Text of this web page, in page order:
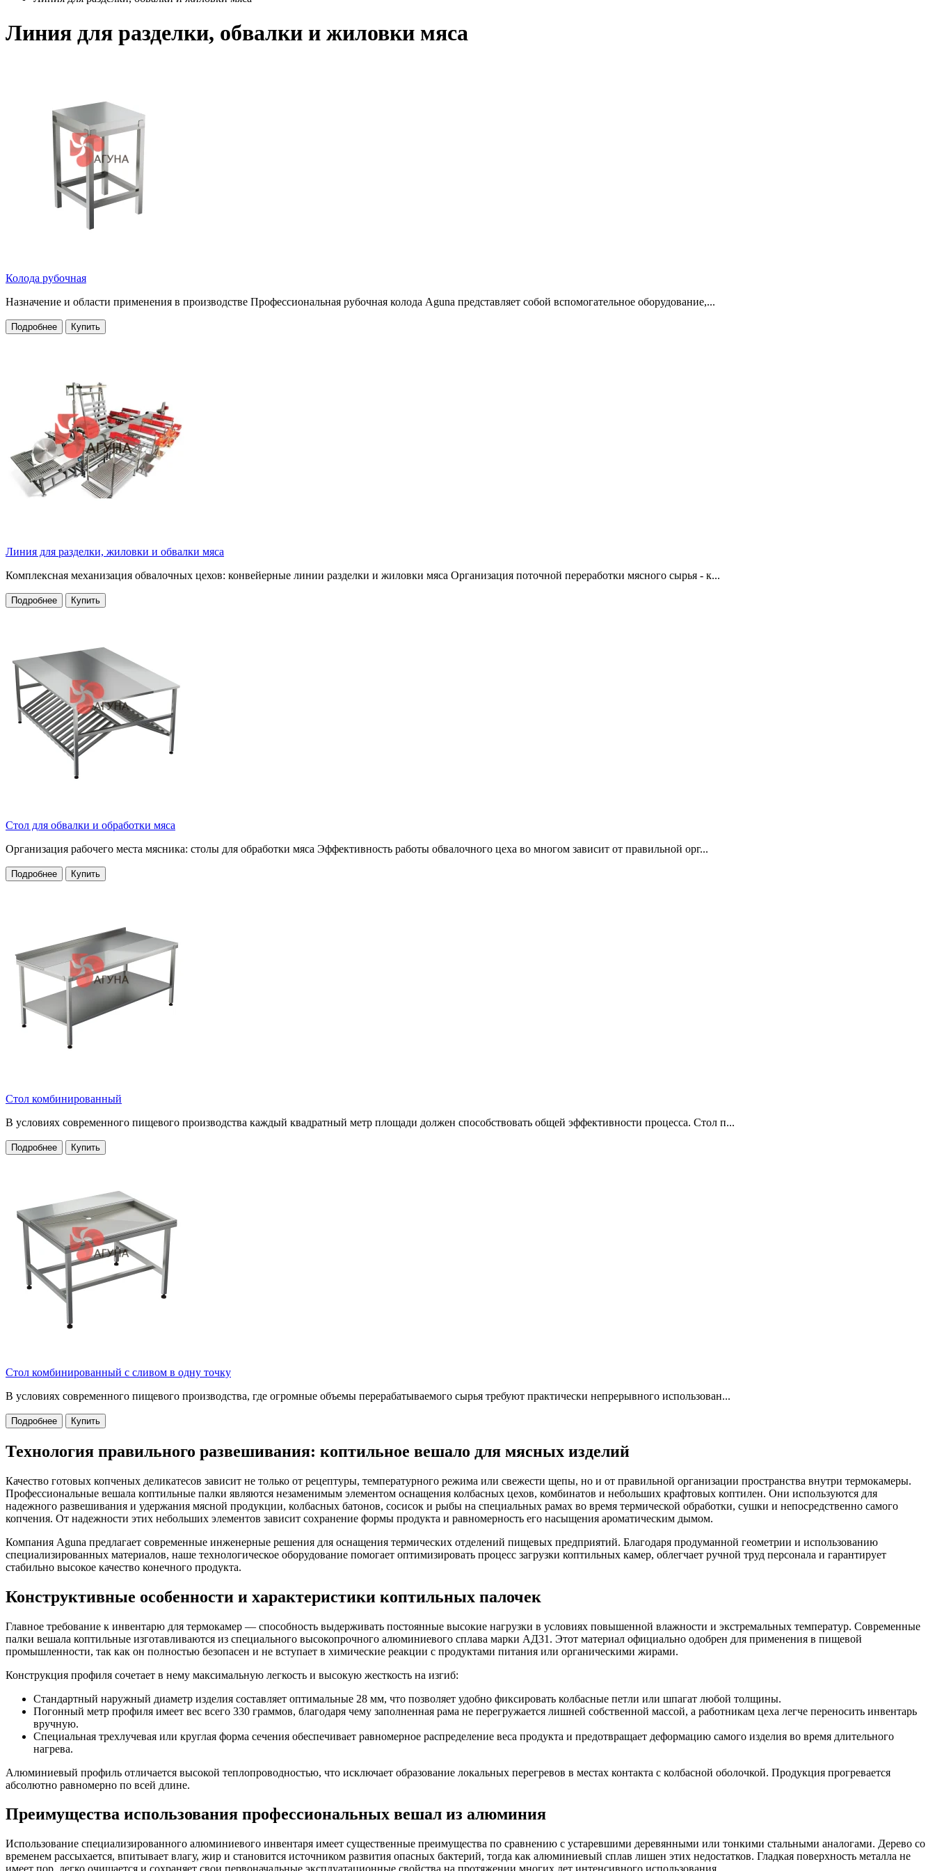
Линия для разделки, обвалки и жиловки мяса
Колода рубочная
Назначение и области применения в производстве Профессиональная рубочная колода Aguna представляет собой вспомогательное оборудование,...
Подробнее Купить
Линия для разделки, жиловки и обвалки мяса
Комплексная механизация обвалочных цехов: конвейерные линии разделки и жиловки мяса Организация поточной переработки мясного сырья - к...
Подробнее Купить
Стол для обвалки и обработки мяса
Организация рабочего места мясника: столы для обработки мяса Эффективность работы обвалочного цеха во многом зависит от правильной орг...
Подробнее Купить
Стол комбинированный
В условиях современного пищевого производства каждый квадратный метр площади должен способствовать общей эффективности процесса. Стол п...
Подробнее Купить
Стол комбинированный с сливом в одну точку
В условиях современного пищевого производства, где огромные объемы перерабатываемого сырья требуют практически непрерывного использован...
Подробнее Купить
Технология правильного развешивания: коптильное вешало для мясных изделий
Качество готовых копченых деликатесов зависит не только от рецептуры, температурного режима или свежести щепы, но и от правильной организации пространства внутри термокамеры.
Профессиональные вешала коптильные палки являются незаменимым элементом оснащения колбасных цехов, комбинатов и небольших крафтовых коптилен. Они используются для
надежного развешивания и удержания мясной продукции, колбасных батонов, сосисок и рыбы на специальных рамах во время термической обработки, сушки и непосредственно самого
копчения. От надежности этих небольших элементов зависит сохранение формы продукта и равномерность его насыщения ароматическим дымом.
Компания Aguna предлагает современные инженерные решения для оснащения термических отделений пищевых предприятий. Благодаря продуманной геометрии и использованию
специализированных материалов, наше технологическое оборудование помогает оптимизировать процесс загрузки коптильных камер, облегчает ручной труд персонала и гарантирует
стабильно высокое качество конечного продукта.
Конструктивные особенности и характеристики коптильных палочек
Главное требование к инвентарю для термокамер — способность выдерживать постоянные высокие нагрузки в условиях повышенной влажности и экстремальных температур. Современные
палки вешала коптильные изготавливаются из специального высокопрочного алюминиевого сплава марки АД31. Этот материал официально одобрен для применения в пищевой
промышленности, так как он полностью безопасен и не вступает в химические реакции с продуктами питания или органическими жирами.
Конструкция профиля сочетает в нему максимальную легкость и высокую жесткость на изгиб:
Стандартный наружный диаметр изделия составляет оптимальные 28 мм, что позволяет удобно фиксировать колбасные петли или шпагат любой толщины.
Погонный метр профиля имеет вес всего 330 граммов, благодаря чему заполненная рама не перегружается лишней собственной массой, а работникам цеха легче переносить инвентарь
вручную.
Специальная трехлучевая или круглая форма сечения обеспечивает равномерное распределение веса продукта и предотвращает деформацию самого изделия во время длительного
нагрева.
Алюминиевый профиль отличается высокой теплопроводностью, что исключает образование локальных перегревов в местах контакта с колбасной оболочкой. Продукция прогревается
абсолютно равномерно по всей длине.
Преимущества использования профессиональных вешал из алюминия
Использование специализированного алюминиевого инвентаря имеет существенные преимущества по сравнению с устаревшими деревянными или тонкими стальными аналогами. Дерево со
временем рассыхается, впитывает влагу, жир и становится источником развития опасных бактерий, тогда как алюминиевый сплав лишен этих недостатков. Гладкая поверхность металла не